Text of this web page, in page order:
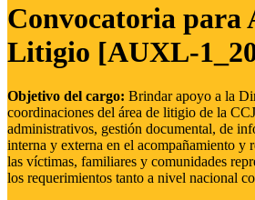
Convocatoria para
Litigio [AUXL-
Objetivo del cargo: Brindar apoyo a la
coordinaciones del área de litigio de la
administrativos, gestión documental, de
interna y externa en el acompañamiento y
las víctimas, familiares y comunidades
los requerimientos tanto a nivel nacional